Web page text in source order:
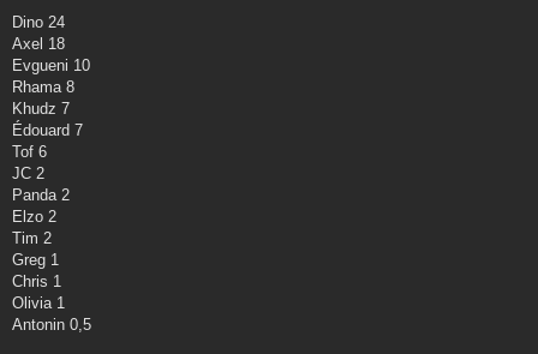
g
Dino 24
Axel 18
Evgueni 10
Rhama 8
Khudz 7
Édouard 7
Tof 6
JC 2
Panda 2
Elzo 2
Tim 2
Greg 1
Chris 1
Olivia 1
Antonin 0,5